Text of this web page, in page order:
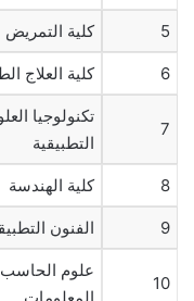
5 كلية التمريض
6 كلية العلاج
7
تكنولوجيا
التطبيقية
8 كلية الهندسة
9 الفنون
10
علوم